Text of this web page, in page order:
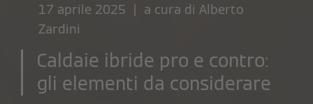
17 aprile 2025 | a cura di Alberto
Zardini
Caldaie ibride pro e contro:
gli elementi da considerare